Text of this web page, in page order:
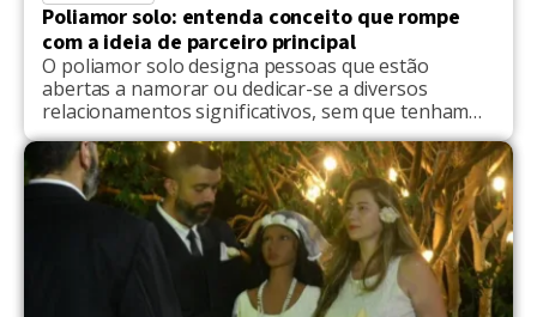
Poliamor solo: entenda conceito que rompe
com a ideia de parceiro principal
O poliamor solo designa pessoas que estão
abertas a namorar ou dedicar-se a diversos
relacionamentos significativos, sem que tenham
um "parceiro principal". O adepto ao estilo poderá
ver a si próprio como seu parceiro principal,
evitando objetivos típicos dos relacionamentos,
como reunir as finanças ou morar junto com um
parceiro, se casar e ter filhos, […]